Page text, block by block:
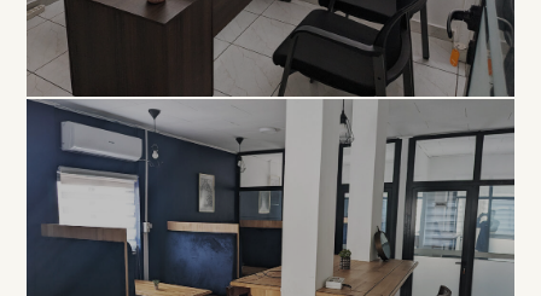
EXCLUSIVITÉ
Bureau
Privé
À PARTIR DE 80 000 FCFA / MOIS